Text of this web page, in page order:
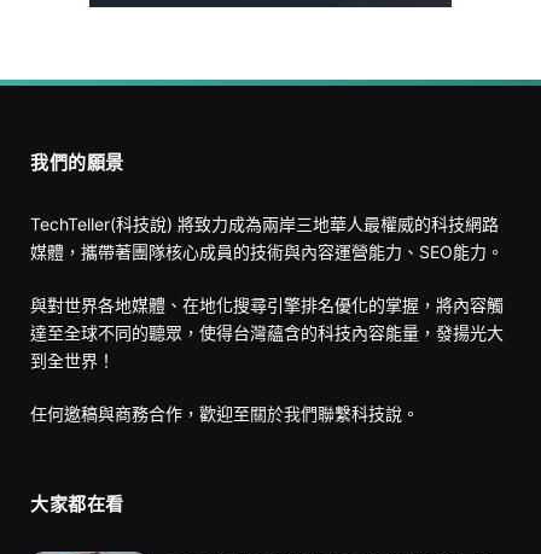
我們的願景
TechTeller(科技說) 將致力成為兩岸三地華人最權威的科技網路
媒體，攜帶著團隊核心成員的技術與內容運營能力、SEO能力。
與對世界各地媒體、在地化搜尋引擎排名優化的掌握，將內容觸
達至全球不同的聽眾，使得台灣蘊含的科技內容能量，發揚光大
到全世界！
任何邀稿與商務合作，歡迎至關於我們聯繫科技說。
大家都在看